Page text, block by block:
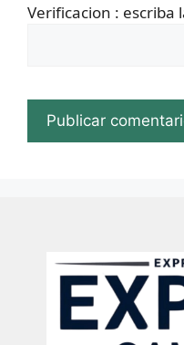
Verificacion : escriba